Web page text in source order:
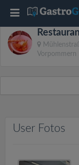
Vorpommern
User Fotos
T
o